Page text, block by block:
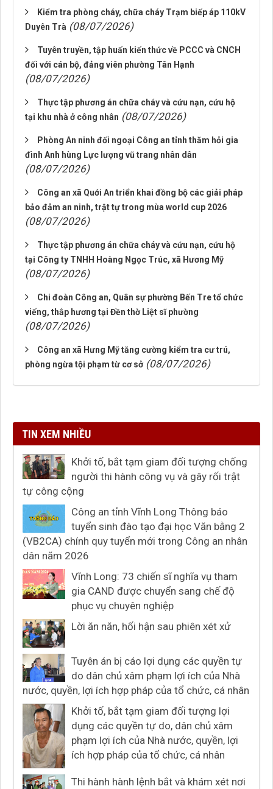
Kiểm tra phòng cháy, chữa cháy Trạm biếp áp 110kV
Duyên Trà (08/07/2026)
Tuyên truyền, tập huấn kiến thức về PCCC và CNCH
đối với cán bộ, đảng viên phường Tân Hạnh
(08/07/2026)
Thực tập phương án chữa cháy và cứu nạn, cứu hộ
tại khu nhà ở công nhân (08/07/2026)
Phòng An ninh đối ngoại Công an tỉnh thăm hỏi gia
đình Anh hùng Lực lượng vũ trang nhân dân
(08/07/2026)
Công an xã Quới An triển khai đồng bộ các giải pháp
bảo đảm an ninh, trật tự trong mùa world cup 2026
(08/07/2026)
Thực tập phương án chữa cháy và cứu nạn, cứu hộ
tại Công ty TNHH Hoàng Ngọc Trúc, xã Hương Mỹ
(08/07/2026)
Chi đoàn Công an, Quân sự phường Bến Tre tổ chức
viếng, thắp hương tại Đền thờ Liệt sĩ phường
(08/07/2026)
Công an xã Hưng Mỹ tăng cường kiểm tra cư trú,
phòng ngừa tội phạm từ cơ sở (08/07/2026)
TIN XEM NHIỀU
Khởi tố, bắt tạm giam đối tượng chống
người thi hành công vụ và gây rối trật
tự công cộng
Công an tỉnh Vĩnh Long Thông báo
tuyển sinh đào tạo đại học Văn bằng 2
(VB2CA) chính quy tuyển mới trong Công an nhân
dân năm 2026
Vĩnh Long: 73 chiến sĩ nghĩa vụ tham
gia CAND được chuyển sang chế độ
phục vụ chuyên nghiệp
Lời ăn năn, hối hận sau phiên xét xử
Tuyên án bị cáo lợi dụng các quyền tự
do dân chủ xâm phạm lợi ích của Nhà
nước, quyền, lợi ích hợp pháp của tổ chức, cá nhân
Khởi tố, bắt tạm giam đối tượng lợi
dụng các quyền tự do, dân chủ xâm
phạm lợi ích của Nhà nước, quyền, lợi
ích hợp pháp của tổ chức, cá nhân
Thi hành hành lệnh bắt và khám xét nơi